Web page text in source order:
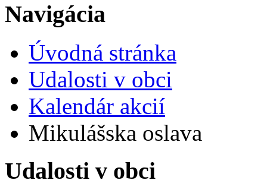
Navigácia
Úvodná stránka
Udalosti v obci
Kalendár akcií
Mikulášska oslava
Udalosti v obci